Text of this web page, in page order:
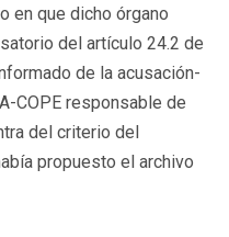
en que dicho órgano
del artículo 24.2 de
de la acusación-
COPE responsable de
del criterio del
propuesto el archivo